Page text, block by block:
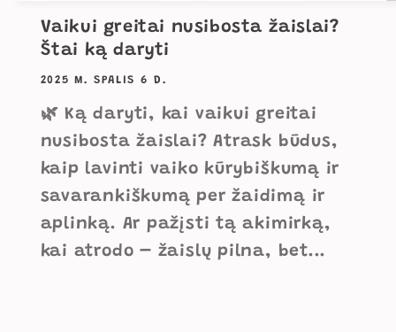
Vaikui greitai nusibosta žaislai?
Štai ką daryti
2025 M. SPALIS 6 D.
🌿 Ką daryti, kai vaikui greitai
nusibosta žaislai? Atrask būdus,
kaip lavinti vaiko kūrybiškumą ir
savarankiškumą per žaidimą ir
aplinką. Ar pažįsti tą akimirką,
kai atrodo – žaislų pilna, bet...